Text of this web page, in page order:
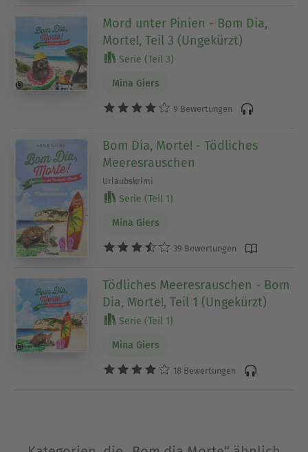
Mord unter Pinien - Bom Dia,
Morte!, Teil 3 (Ungekürzt)
Serie (Teil 3)
Mina Giers
9 Bewertungen
Bom Dia, Morte! - Tödliches
Meeresrauschen
Urlaubskrimi
Serie (Teil 1)
Mina Giers
39 Bewertungen
Tödliches Meeresrauschen - Bom
Dia, Morte!, Teil 1 (Ungekürzt)
Serie (Teil 1)
Mina Giers
18 Bewertungen